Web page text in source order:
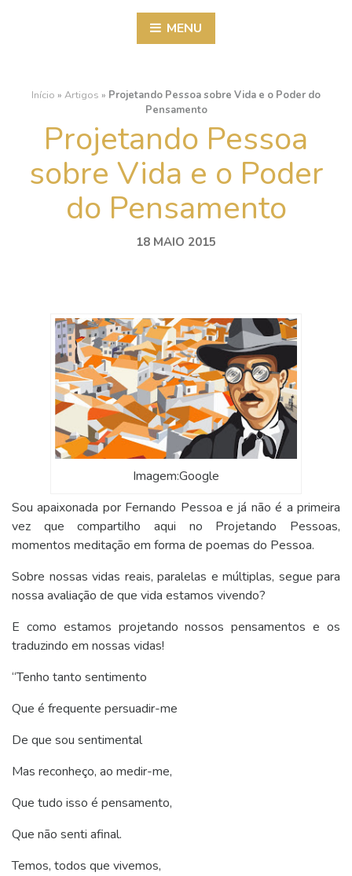
MENU
Início » Artigos » Projetando Pessoa sobre Vida e o Poder do
Pensamento
Projetando Pessoa
sobre Vida e o Poder
do Pensamento
18 MAIO 2015
Imagem:Google
Sou apaixonada por Fernando Pessoa e já não é a primeira
vez que compartilho aqui no Projetando Pessoas,
momentos meditação em forma de poemas do Pessoa.
Sobre nossas vidas reais, paralelas e múltiplas, segue para
nossa avaliação de que vida estamos vivendo?
E como estamos projetando nossos pensamentos e os
traduzindo em nossas vidas!
“Tenho tanto sentimento
Que é frequente persuadir-me
De que sou sentimental
Mas reconheço, ao medir-me,
Que tudo isso é pensamento,
Que não senti afinal.
Temos, todos que vivemos,